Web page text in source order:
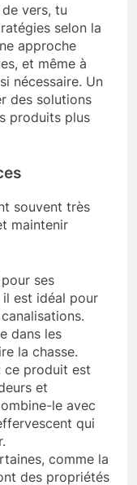
vers, tu
selon la
approche
et même à
nécessaire. Un
des solutions
produits plus
souvent très
maintenir
ses
est idéal pour
dans les
la chasse.
ce produit est
et
le avec
qui
comme la
des propriétés